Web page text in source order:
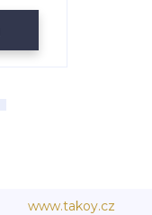
www.takoy.cz